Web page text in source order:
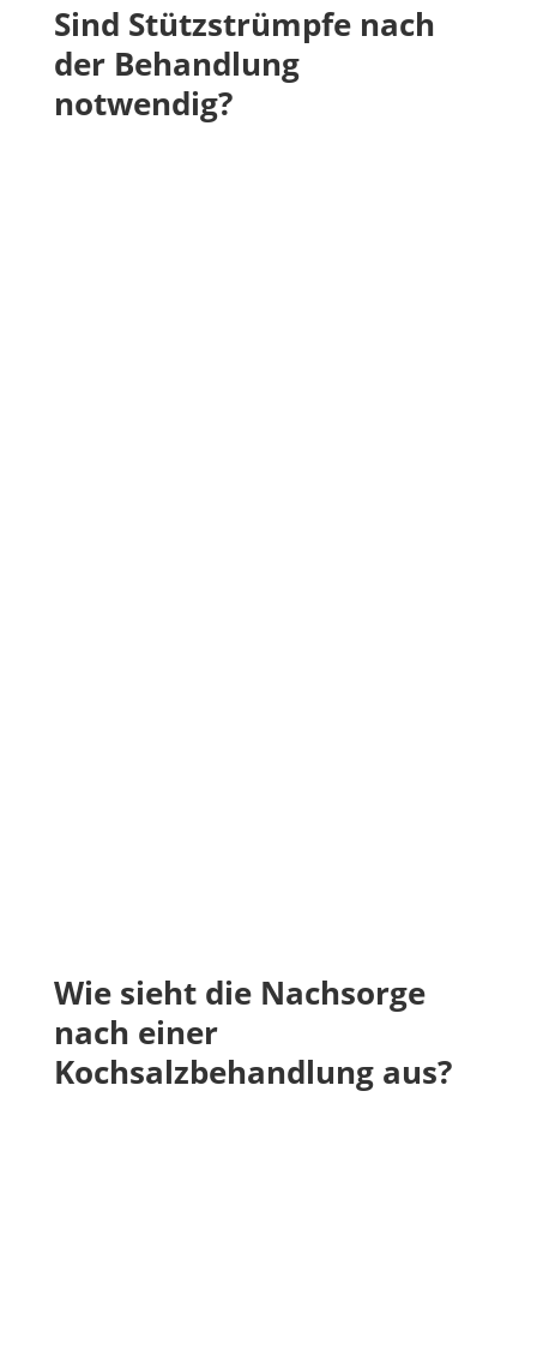
Sind Stützstrümpfe nach
der Behandlung
notwendig?
Wie sieht die Nachsorge
nach einer
Kochsalzbehandlung aus?